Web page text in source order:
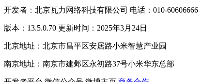
开发者：北京瓦力网络科技有限公司 电话：010-60606666
版本：13.5.0.70 更新时间：2025年3月24日
北京地址：北京市昌平区安居路小米智慧产业园
南京地址：南京市建邺区永初路37号小米华东总部